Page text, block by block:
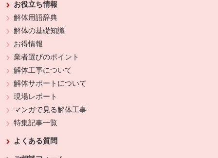
お役立ち情報
解体用語辞典
解体の基礎知識
お得情報
業者選びのポイント
解体工事について
解体サポートについて
現場レポート
マンガで見る解体工事
特集記事一覧
よくある質問